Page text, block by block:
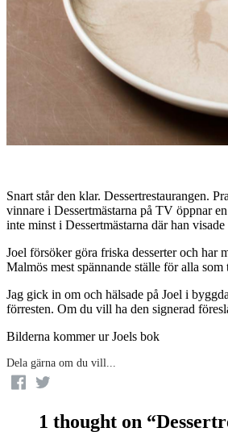
Snart står den klar. Dessertrestaurangen.
vinnare i Dessertmästarna på TV öppnar
inte minst i Dessertmästarna där han
Joel försöker göra friska desserter och har
Malmös mest spännande ställe för alla
Jag gick in om och hälsade på Joel i
förresten. Om du vill ha den signerad
Bilderna kommer ur Joels bok
Dela gärna om du vill...
1 thought on “